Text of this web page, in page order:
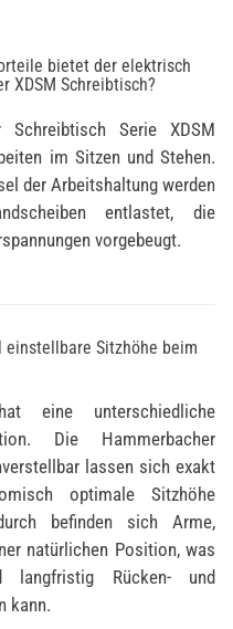
bietet der elektrisch
XDSM Schreibtisch?
Schreibtisch Serie XDSM
im Sitzen und Stehen.
der Arbeitshaltung werden
entlastet, die
vorgebeugt.
Sitzhöhe beim
eine unterschiedliche
Die Hammerbacher
lassen sich exakt
optimale Sitzhöhe
befinden sich Arme,
natürlichen Position, was
langfristig Rücken- und
kann.